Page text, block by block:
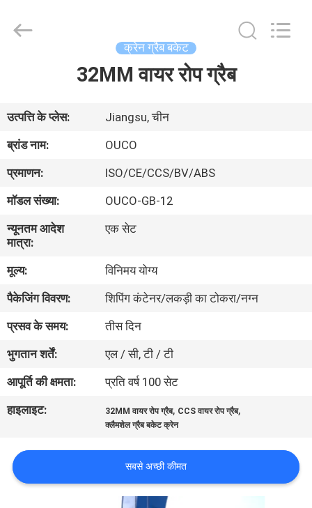
उत्पाद
वीडियो
वी.आर.
शो
हमारे
बारे
में
कारखाने
दौरा
गुणवत्ता
नियंत्रण
GROUP
क्रेन ग्रैब बकेट
32MM वायर रोप ग्रैब
उत्पत्ति के प्लेस:
Jiangsu, चीन
ब्रांड नाम:
OUCO
प्रमाणन:
ISO/CE/CCS/BV/ABS
मॉडल संख्या:
OUCO-GB-12
न्यूनतम आदेश
मात्रा:
एक सेट
मूल्य:
विनिमय योग्य
पैकेजिंग विवरण:
शिपिंग कंटेनर/लकड़ी का टोकरा/नग्न
प्रसव के समय:
तीस दिन
भुगतान शर्तें:
एल / सी, टी / टी
आपूर्ति की क्षमता:
प्रति वर्ष 100 सेट
हाइलाइट:
32MM वायर रोप ग्रैब, CCS वायर रोप ग्रैब,
क्लैमशेल ग्रैब बकेट क्रेन
सबसे अच्छी कीमत